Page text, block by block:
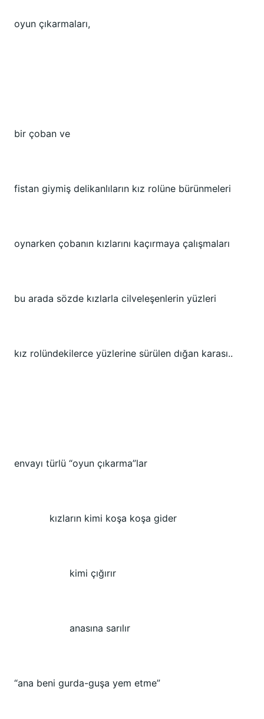
oyun çıkarmaları,
bir çoban ve
fistan giymiş delikanlıların kız rolüne bürünmeleri
oynarken çobanın kızlarını kaçırmaya çalışmaları
bu arada sözde kızlarla cilveleşenlerin yüzleri
kız rolündekilerce yüzlerine sürülen dığan karası..
envayı türlü “oyun çıkarma”lar
kızların kimi koşa koşa gider
kimi çığırır
anasına sarılır
“ana beni gurda-guşa yem etme”